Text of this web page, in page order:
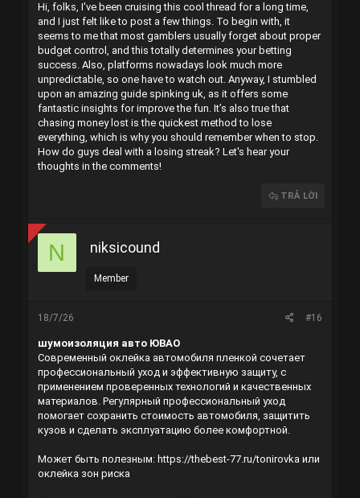
Hi, folks, I've been cruising this cool thread for a long time,
and I just felt like to post a few things. To begin with, it
seems to me that most gamblers usually forget about proper
budget control, and this totally determines your betting
success. Also, platforms nowadays look much more
unpredictable, so one have to watch out. Anyway, I stumbled
upon an amazing guide spinking uk, as it offers some
fantastic insights for improve the fun. It’s also true that
chasing money lost is the quickest method to lose
everything, which is why you should remember when to stop.
How do guys deal with a losing streak? Let's hear your
thoughts in the comments!
TRẢ LỜI
N niksicound
Member
18/7/26 #16
шумоизоляция авто ЮВАО
Современный оклейка автомобиля пленкой сочетает
профессиональный уход и эффективную защиту, с
применением проверенных технологий и качественных
материалов. Регулярный профессиональный уход
помогает сохранить стоимость автомобиля, защитить
кузов и сделать эксплуатацию более комфортной.
Может быть полезным: https://thebest-77.ru/tonirovka или
оклейка зон риска